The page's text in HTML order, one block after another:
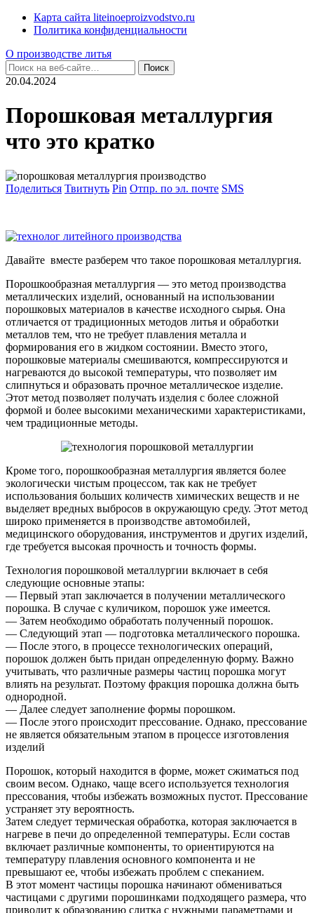
Карта сайта liteinoeproizvodstvo.ru
Политика конфиденциальности
О производстве литья
20.04.2024
Порошковая металлургия
что это кратко
Поделиться Твитнуть Pin Отпр. по эл. почте SMS
Давайте вместе разберем что такое порошковая металлургия.
Порошкообразная металлургия — это метод производства
металлических изделий, основанный на использовании
порошковых материалов в качестве исходного сырья. Она
отличается от традиционных методов литья и обработки
металлов тем, что не требует плавления металла и
формирования его в жидком состоянии. Вместо этого,
порошковые материалы смешиваются, компрессируются и
нагреваются до высокой температуры, что позволяет им
слипнуться и образовать прочное металлическое изделие.
Этот метод позволяет получать изделия с более сложной
формой и более высокими механическими характеристиками,
чем традиционные методы.
Кроме того, порошкообразная металлургия является более
экологически чистым процессом, так как не требует
использования больших количеств химических веществ и не
выделяет вредных выбросов в окружающую среду. Этот метод
широко применяется в производстве автомобилей,
медицинского оборудования, инструментов и других изделий,
где требуется высокая прочность и точность формы.
Технология порошковой металлургии включает в себя
следующие основные этапы:
— Первый этап заключается в получении металлического
порошка. В случае с куличиком, порошок уже имеется.
— Затем необходимо обработать полученный порошок.
— Следующий этап — подготовка металлического порошка.
— После этого, в процессе технологических операций,
порошок должен быть придан определенную форму. Важно
учитывать, что различные размеры частиц порошка могут
влиять на результат. Поэтому фракция порошка должна быть
однородной.
— Далее следует заполнение формы порошком.
— После этого происходит прессование. Однако, прессование
не является обязательным этапом в процессе изготовления
изделий
Порошок, который находится в форме, может сжиматься под
своим весом. Однако, чаще всего используется технология
прессования, чтобы избежать возможных пустот. Прессование
устраняет эту вероятность.
Затем следует термическая обработка, которая заключается в
нагреве в печи до определенной температуры. Если состав
включает различные компоненты, то ориентируются на
температуру плавления основного компонента и не
превышают ее, чтобы избежать проблем с спеканием.
В этот момент частицы порошка начинают обмениваться
частицами с другими порошинками подходящего размера, что
приводит к образованию слитка с нужными параметрами и